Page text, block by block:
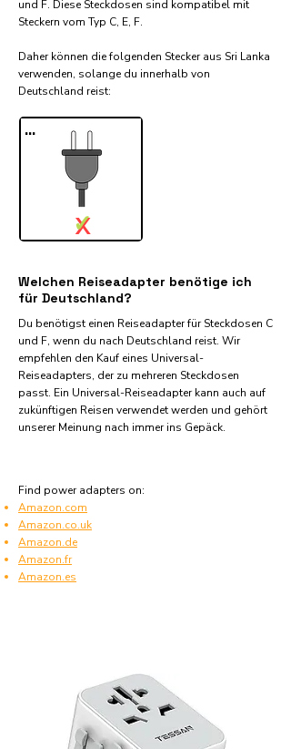
und F. Diese Steckdosen sind kompatibel mit
Steckern vom Typ C, E, F.
Daher können die folgenden Stecker aus Sri Lanka
verwenden, solange du innerhalb von
Deutschland reist:​
...
X
✓
Welchen Reiseadapter benötige ich
für Deutschland?
Du benötigst einen Reiseadapter für Steckdosen C
und F, wenn du nach Deutschland reist. Wir
empfehlen den Kauf eines Universal-
Reiseadapters, der zu mehreren Steckdosen
passt. Ein Universal-Reiseadapter kann auch auf
zukünftigen Reisen verwendet werden und gehört
unserer Meinung nach immer ins Gepäck.
Find power adapters on:
Amazon.com
Amazon.co.uk
Amazon.de
Amazon.fr
Amazon.es